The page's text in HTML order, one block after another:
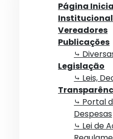
Página
Vereadores
Publicações
⤷
Legislação
⤷ Leis,
⤷ Portal
Despesas
⤷ Lei de